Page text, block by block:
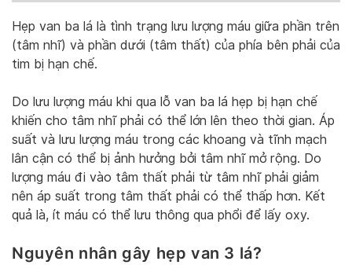
Hẹp van ba lá là tình trạng lưu lượng máu giữa phần trên
(tâm nhĩ) và phần dưới (tâm thất) của phía bên phải của
tim bị hạn chế.
Do lưu lượng máu khi qua lỗ van ba lá hẹp bị hạn chế
khiến cho tâm nhĩ phải có thể lớn lên theo thời gian. Áp
suất và lưu lượng máu trong các khoang và tĩnh mạch
lân cận có thể bị ảnh hưởng bởi tâm nhĩ mở rộng. Do
lượng máu đi vào tâm thất phải từ tâm nhĩ phải giảm
nên áp suất trong tâm thất phải có thể thấp hơn. Kết
quả là, ít máu có thể lưu thông qua phổi để lấy oxy.
Nguyên nhân gây hẹp van 3 lá?